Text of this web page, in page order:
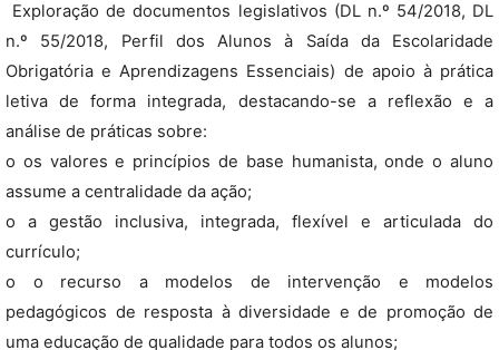
 Exploração de documentos legislativos (DL n.º 54/2018, DL
n.º 55/2018, Perfil dos Alunos à Saída da Escolaridade
Obrigatória e Aprendizagens Essenciais) de apoio à prática
letiva de forma integrada, destacando-se a reflexão e a
análise de práticas sobre:
o os valores e princípios de base humanista, onde o aluno
assume a centralidade da ação;
o a gestão inclusiva, integrada, flexível e articulada do
currículo;
o o recurso a modelos de intervenção e modelos
pedagógicos de resposta à diversidade e de promoção de
uma educação de qualidade para todos os alunos;